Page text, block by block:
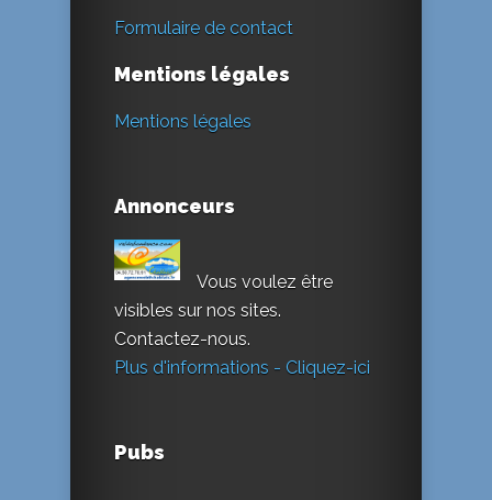
Formulaire de contact
Mentions légales
Mentions légales
Annonceurs
Vous voulez être
visibles sur nos sites.
Contactez-nous.
Plus d'informations - Cliquez-ici
Pubs